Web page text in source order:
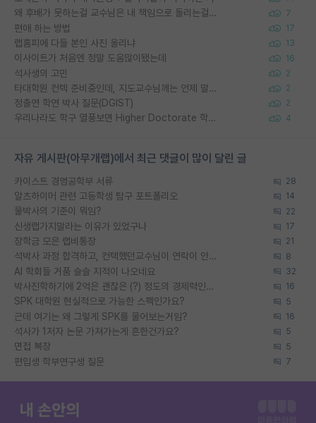
왜 후배가 못하는걸 교수님은 내 책임으로 돌리는걸까요? 7
편애 하는 방법 17
랩홈피에 다들 본인 사진 올리냐 13
이사이트가 처음엔 정말 도움많이됐는데 16
석사생의 고민 2
타대학원 컨텍 준비중인데, 지도교수님께는 언제 말씀드려야 할까요? 2
정출연 학연 박사 질문(DGIST) 2
우리나라도 학구 열풍보면 Higher Doctorate 학위가 필요하다고 봅니다. 4
자유 게시판(아무개랩)에서 최근 댓글이 많이 달린 글
카이스트 경영공학부 서류 28
알츠하이머 관련 고등학생 탐구 포트폴리오 14
물박사의 기준이 뭐임? 22
신생랩가지말라는 이유가 있었구나 17
장학금 모은 랩비통장 21
석박사 과정 합격하고, 컨택했던교수님이 연락이 안됩니다... 8
AI 학회들 거품 슬슬 지적이 나오네요 32
박사진학하기에 2억은 괜찮은 (?) 정도의 경제력인가요 16
SPK 대학원 현실적으로 가능한 스펙인가요? 5
근데 여기는 왜 그렇게 SPK를 물어보는거임? 16
석사가 1저자 논문 가져가는게 흔한건가요? 5
면접 복장 5
편입생 학부연구생 질문 7